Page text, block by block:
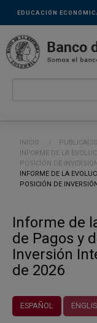
Pasar al contenido
Links
secundarios
EDUCACIÓN
Ruta de
INICIO
INFORME DE LA
POSICIÓN DE
CURRENT:
INFORME DE LA
POSICIÓN DE
Informe de
de Pagos y
Inversión
de 2026
ESPAÑOL